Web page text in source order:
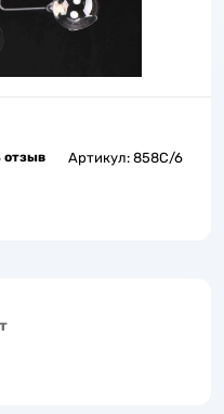
отзыв
Артикул: 858C/6